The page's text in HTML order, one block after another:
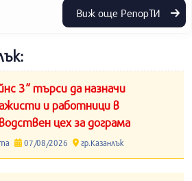
Виж още РепорТИ
3“ търси да назначи
и работници в
цех за дограма
07/08/2026 гр.Казанлък